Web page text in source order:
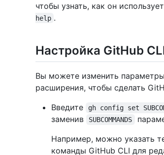
чтобы узнать, как он
help .
Настройка GitHub
Вы можете изменить
расширения, чтобы сделать
Введите
gh config set
заменив
SUBCOMMANDS
Например, можно указать
команды GitHub CLI для